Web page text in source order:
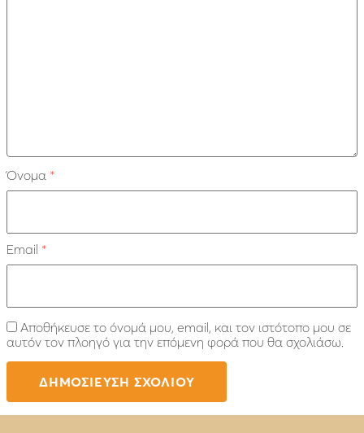
Όνομα *
Email *
Αποθήκευσε το όνομά μου, email, και τον ιστότοπο μου σε
αυτόν τον πλοηγό για την επόμενη φορά που θα σχολιάσω.